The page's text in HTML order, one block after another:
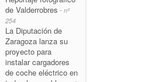
de Valderrobres - nº
254
La Diputación de
Zaragoza lanza su
proyecto para
instalar cargadores
de coche eléctrico en